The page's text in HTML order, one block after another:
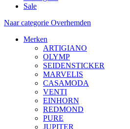
Sale
Naar categorie Overhemden
Merken
ARTIGIANO
OLYMP
SEIDENSTICKER
MARVELIS
CASAMODA
VENTI
EINHORN
REDMOND
PURE
JUPITER